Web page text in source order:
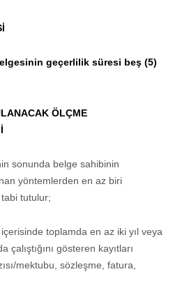
geçerlilik süresi beş (5)
ÖLÇME
sonunda belge sahibinin
yöntemlerden en az biri
tutulur;
toplamda en az iki yıl veya
gösteren kayıtları
mektubu, sözleşme, fatura,